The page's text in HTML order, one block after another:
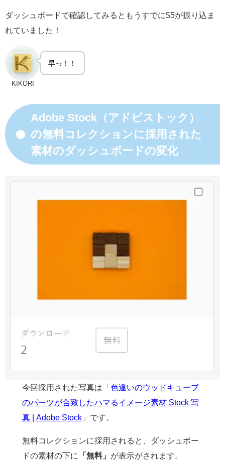
ダッシュボードで確認してみるともうすでに$5が振り込ま
れていました！
KIKORI
早っ！！
Adobe Stock（アドビストック）
の無料コレクションに採用された
素材のダッシュボードの変化
今回採用された写真は「色違いのウッドキューブ
のパーツが合致したハマるイメージ素材 Stock 写
真 | Adobe Stock 」です。
無料コレクションに採用されると、ダッシュボー
ドの素材の下に
「無料」 が表示がされます。